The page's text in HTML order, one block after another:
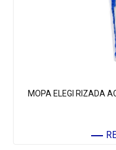
MOPA ELEGI RIZADA